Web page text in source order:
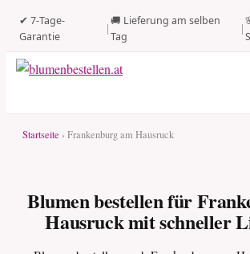
✔ 7-Tage-
Garantie
|
🚚 Lieferung am selben
Tag
|
Startseite › Frankenburg am Hausruck
Blumen bestellen für
Hausruck mit schneller